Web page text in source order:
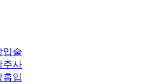
입술
주사
흡입